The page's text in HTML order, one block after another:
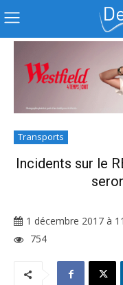
Transports
Incidents sur le
1 décembre 2017 à
754